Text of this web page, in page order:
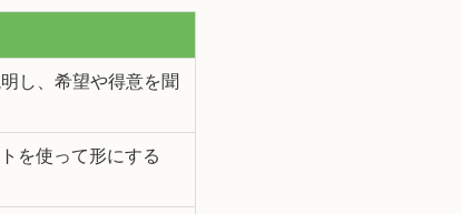
し、希望や得意を聞
を使って形にする